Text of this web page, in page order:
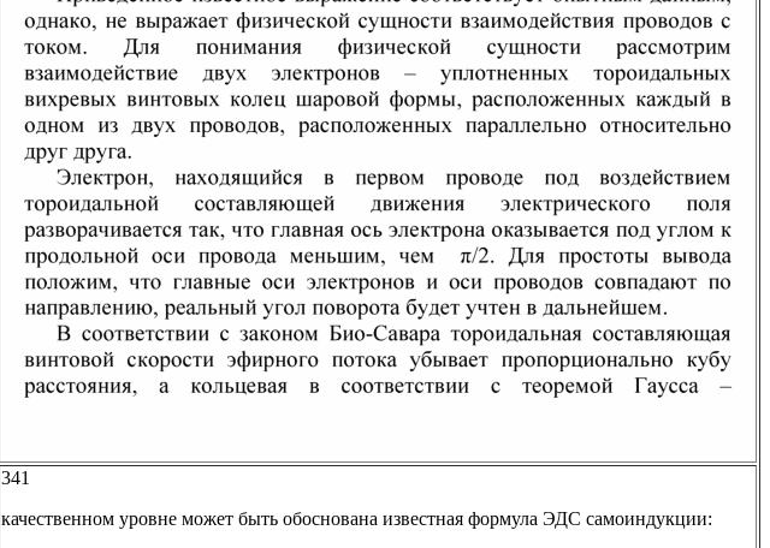
341
качественном уровне может быть обоснована известная формула ЭДС самоиндукции: